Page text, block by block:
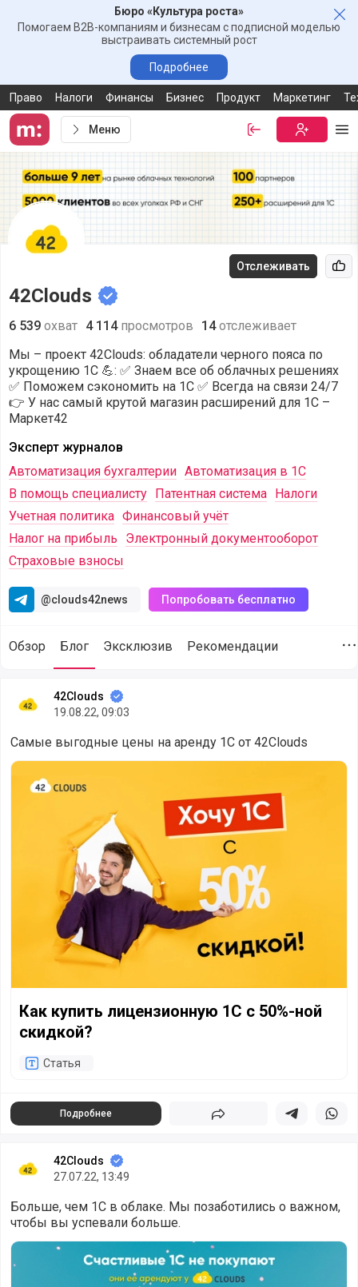
Бюро «Культура роста»
Помогаем B2B-компаниям и бизнесам с подписной моделью
выстраивать системный рост
Подробнее
Право Налоги Финансы Бизнес Продукт Маркетинг
Меню Войти
Отслеживать
42Clouds
6 539 охват 4 114 просмотров 14 отслеживает
Мы – проект 42Clouds: обладатели черного пояса по
укрощению 1С 💪: ✅ Знаем все об облачных решениях
✅ Поможем сэкономить на 1С ✅ Всегда на связи 24/7
👉 У нас самый крутой магазин расширений для 1С –
Маркет42
Эксперт журналов
Автоматизация бухгалтерии Автоматизация в 1С
В помощь специалисту Патентная система Налоги
Учетная политика Финансовый учёт
Налог на прибыль
Электронный документооборот
Страховые взносы
@clouds42news Попробовать бесплатно
Обзор Блог Эксклюзив Рекомендации
42Clouds
19.08.22, 09:03
Самые выгодные цены на аренду 1С от 42Clouds
Как купить лицензионную 1С с 50%-ной скидкой?
Как купить лицензионную 1С с 50%-ной
скидкой?
Статья
Подробнее Поделиться Поделиться в
42Clouds
27.07.22, 13:49
Больше, чем 1С в облаке. Мы позаботились о важном,
чтобы вы успевали больше.
Друзья, давайте знакомиться 🤗